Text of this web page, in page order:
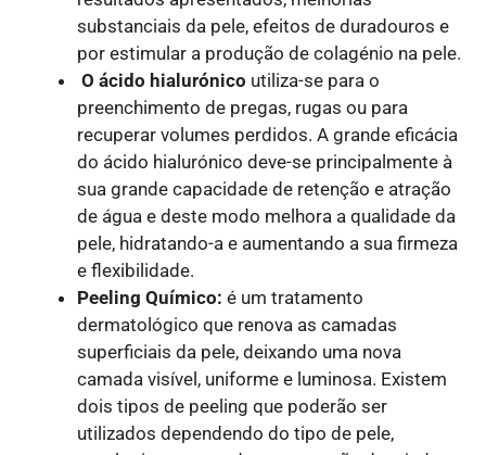
substanciais da pele, efeitos de duradouros e
por estimular a produção de colagénio na pele.
O ácido hialurónico utiliza-se para o
preenchimento de pregas, rugas ou para
recuperar volumes perdidos. A grande eficácia
do ácido hialurónico deve-se principalmente à
sua grande capacidade de retenção e atração
de água e deste modo melhora a qualidade da
pele, hidratando-a e aumentando a sua firmeza
e flexibilidade.
Peeling Químico: é um tratamento
dermatológico que renova as camadas
superficiais da pele, deixando uma nova
camada visível, uniforme e luminosa. Existem
dois tipos de peeling que poderão ser
utilizados dependendo do tipo de pele,